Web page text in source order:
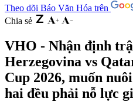
Theo dõi Báo Văn Hóa trên
Chia sẻ
VHO - Nhận định
Herzegovina vs
Cup 2026, muốn
hai đều phải nỗ lực